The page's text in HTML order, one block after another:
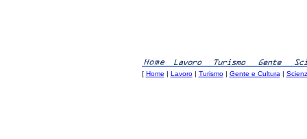
[ Home | Lavoro| Turismo| Gente e Cultura |